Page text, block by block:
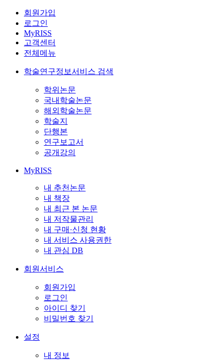
회원가입
로그인
MyRISS
고객센터
전체메뉴
학술연구정보서비스 검색
학위논문
국내학술논문
해외학술논문
학술지
단행본
연구보고서
공개강의
MyRISS
내 추천논문
내 책장
내 최근 본 논문
내 저작물관리
내 구매·신청 현황
내 서비스 사용권한
내 관심 DB
회원서비스
회원가입
로그인
아이디 찾기
비밀번호 찾기
설정
내 정보